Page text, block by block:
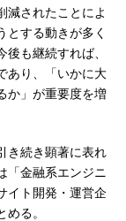
減されたことによ
とする動きが多く
も継続すれば、
あり、「いかに大
か」が重要度を増
き続き顕著に表れ
「金融系エンジニ
イト開発・運営企
る。